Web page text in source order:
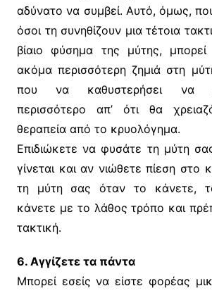
αδύνατο να συμβεί. Αυτό, όμως,
όσοι τη συνηθίζουν μια τέτοια
βίαιο φύσημα της μύτης,
ακόμα περισσότερη ζημιά στη
που να καθυστερήσει να
περισσότερο απ’ ότι θα
θεραπεία από το κρυολόγημα.
Επιδιώκετε να φυσάτε τη μύτη
γίνεται και αν νιώθετε πίεση στο
τη μύτη σας όταν το κάνετε,
κάνετε με το λάθος τρόπο και
τακτική.
6. Αγγίζετε τα πάντα
Μπορεί εσείς να είστε φορέας